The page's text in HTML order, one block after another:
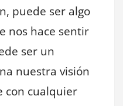
puede ser algo
nos hace sentir
ser un
nuestra visión
con cualquier